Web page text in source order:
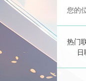
您的
热门